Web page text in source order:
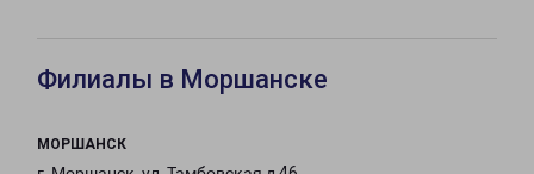
Филиалы в Моршанске
МОРШАНСК